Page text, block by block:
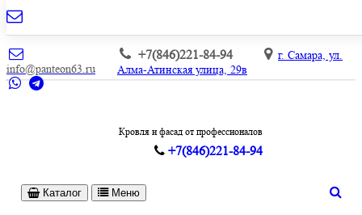
info@panteon63.ru
+7(846)221-84-94
г. Самара, ул.
Алма-Атинская улица, 29в
Кровля и фасад от профессионалов
+7(846)221-84-94
Каталог Меню